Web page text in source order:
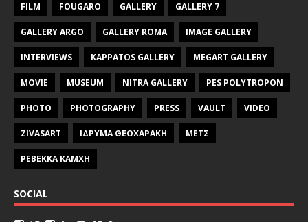
FILM FOUGARO GALLERY GALLERY 7
GALLERY ARGO GALLERY ROMA IMAGE GALLERY
INTERVIEWS KAPPATOS GALLERY MEGART GALLERY
MOVIE MUSEUM NITRA GALLERY PES POLYTROPON
PHOTO PHOTOGRAPHY PRESS VAULT VIDEO
ZIVASART ΙΔΡΥΜΑ ΘΕΟΧΑΡΑΚΗ ΜΕΤΣ
ΡΕΒΕΚΚΑ ΚΑΜΧΗ
SOCIAL